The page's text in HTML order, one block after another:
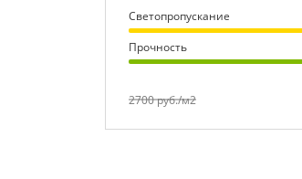
Светопропускание
Прочность
2700 руб./м2